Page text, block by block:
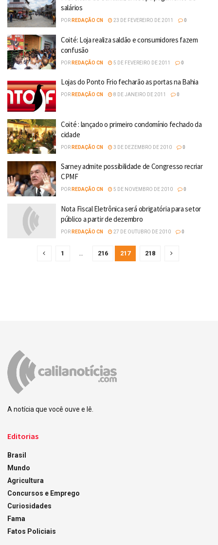
salários
POR REDAÇÃO CN 23 DE FEVEREIRO DE 2011 0
Coité: Loja realiza saldão e consumidores fazem
confusão
POR REDAÇÃO CN 5 DE FEVEREIRO DE 2011 0
Lojas do Ponto Frio fecharão as portas na Bahia
POR REDAÇÃO CN 8 DE JANEIRO DE 2011 0
Coité : lançado o primeiro condomínio fechado da
cidade
POR REDAÇÃO CN 3 DE DEZEMBRO DE 2010 0
Sarney admite possibilidade de Congresso recriar
CPMF
POR REDAÇÃO CN 5 DE NOVEMBRO DE 2010 0
Nota Fiscal Eletrônica será obrigatória para setor
público a partir de dezembro
POR REDAÇÃO CN 27 DE OUTUBRO DE 2010 0
1 … 216 217 218
A notícia que você ouve e lê.
Editorias
Brasil
Mundo
Agricultura
Concursos e Emprego
Curiosidades
Fama
Fatos Policiais